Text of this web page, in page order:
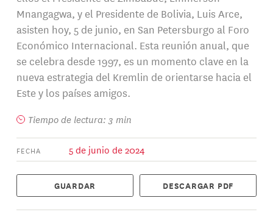
Mnangagwa, y el Presidente de Bolivia, Luis Arce,
asisten hoy, 5 de junio, en San Petersburgo al Foro
Económico Internacional. Esta reunión anual, que
se celebra desde 1997, es un momento clave en la
nueva estrategia del Kremlin de orientarse hacia el
Este y los países amigos.
Tiempo de lectura: 3 min
FECHA 5 de junio de 2024
GUARDAR DESCARGAR PDF